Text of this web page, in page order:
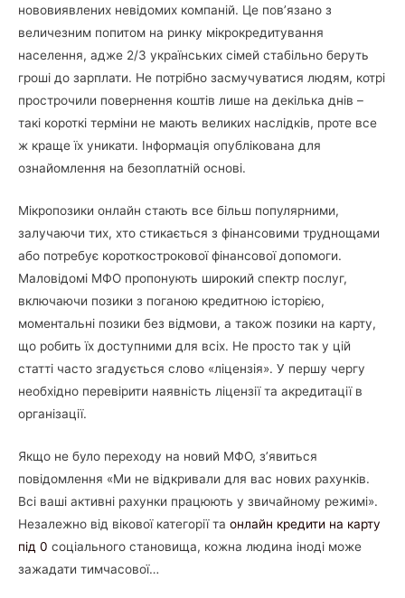
нововиявлених невідомих компаній. Це пов’язано з
величезним попитом на ринку мікрокредитування
населення, адже 2/3 українських сімей стабільно беруть
гроші до зарплати. Не потрібно засмучуватися людям, котрі
прострочили повернення коштів лише на декілька днів –
такі короткі терміни не мають великих наслідків, проте все
ж краще їх уникати. Інформація опублікована для
ознайомлення на безоплатній основі.
Мікропозики онлайн стають все більш популярними,
залучаючи тих, хто стикається з фінансовими труднощами
або потребує короткострокової фінансової допомоги.
Маловідомі МФО пропонують широкий спектр послуг,
включаючи позики з поганою кредитною історією,
моментальні позики без відмови, а також позики на карту,
що робить їх доступними для всіх. Не просто так у цій
статті часто згадується слово «ліцензія». У першу чергу
необхідно перевірити наявність ліцензії та акредитації в
організації.
Якщо не було переходу на новий МФО, з’явиться
повідомлення «Ми не відкривали для вас нових рахунків.
Всі ваші активні рахунки працюють у звичайному режимі».
Незалежно від вікової категорії та онлайн кредити на карту
під 0 соціального становища, кожна людина іноді може
зажадати тимчасової…